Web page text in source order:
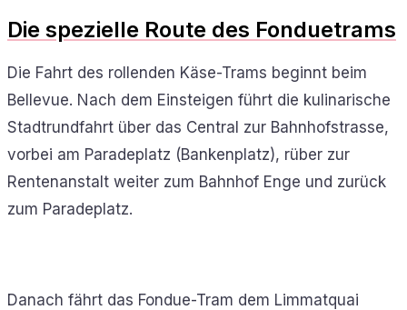
Die spezielle Route des Fonduetrams
Die Fahrt des rollenden Käse-Trams beginnt beim
Bellevue. Nach dem Einsteigen führt die kulinarische
Stadtrundfahrt über das Central zur Bahnhofstrasse,
vorbei am Paradeplatz (Bankenplatz), rüber zur
Rentenanstalt weiter zum Bahnhof Enge und zurück
zum Paradeplatz.
Danach fährt das Fondue-Tram dem Limmatquai